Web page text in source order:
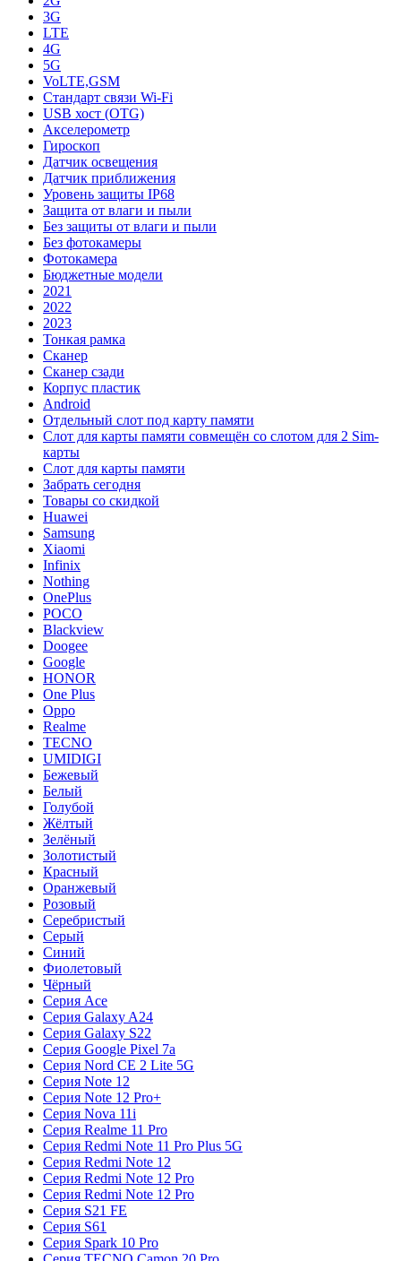
3G
LTE
4G
5G
VoLTE,GSM
Стандарт связи Wi-Fi
USB хост (OTG)
Акселерометр
Гироскоп
Датчик освещения
Датчик приближения
Уровень защиты IP68
Защита от влаги и пыли
Без защиты от влаги и пыли
Без фотокамеры
Фотокамера
Бюджетные модели
2021
2022
2023
Тонкая рамка
Сканер
Сканер сзади
Корпус пластик
Android
Отдельный слот под карту памяти
Слот для карты памяти совмещён со слотом для 2 Sim-
карты
Слот для карты памяти
Забрать сегодня
Товары со скидкой
Huawei
Samsung
Xiaomi
Infinix
Nothing
OnePlus
POCO
Blackview
Doogee
Google
HONOR
One Plus
Oppo
Realme
TECNO
UMIDIGI
Бежевый
Белый
Голубой
Жёлтый
Зелёный
Золотистый
Красный
Оранжевый
Розовый
Серебристый
Серый
Синий
Фиолетовый
Чёрный
Серия Ace
Серия Galaxy A24
Серия Galaxy S22
Серия Google Pixel 7a
Серия Nord CE 2 Lite 5G
Серия Note 12
Серия Note 12 Pro+
Серия Nova 11i
Серия Realme 11 Pro
Серия Redmi Note 11 Pro Plus 5G
Серия Redmi Note 12
Серия Redmi Note 12 Pro
Серия Redmi Note 12 Pro
Серия S21 FE
Серия S61
Серия Spark 10 Pro